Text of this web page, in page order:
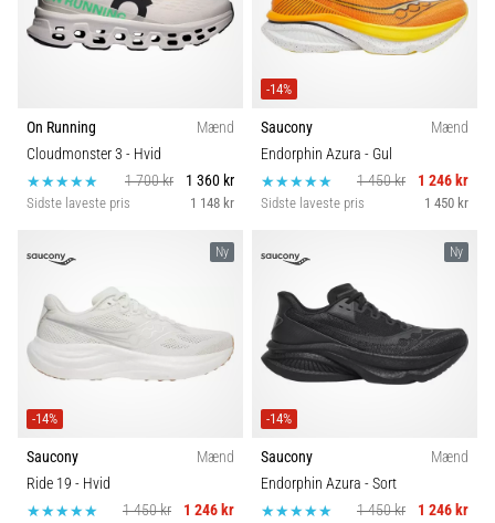
On Running
Mænd
Cloudmonster 3 - Hvid
1 700 kr
1 360 kr
Sidste laveste pris 1 148 kr
-14%
Saucony
Mænd
Endorphin Azura - Gul
1 450 kr
1 246 kr
Sidste laveste pris 1 450 kr
Ny
-14%
Saucony
Mænd
Ride 19 - Hvid
1 450 kr
1 246 kr
Ny
-14%
Saucony
Mænd
Endorphin Azura - Sort
1 450 kr
1 246 kr